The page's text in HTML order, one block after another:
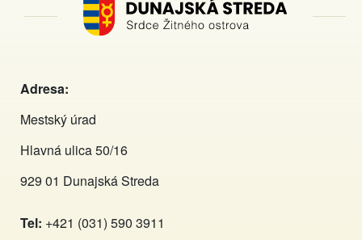
Adresa:
Mestský úrad
Hlavná ulica 50/16
929 01 Dunajská Streda
Tel: +421 (031) 590 3911